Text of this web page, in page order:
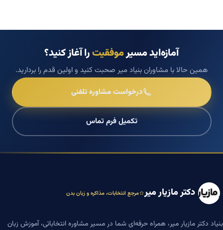
آمازه‌اید مسیرموفقیترا آغاز کنید؟
همین حالا با مشاوران بنیاد میر صحبت کنید و اولین قدم را بردارید.
درخواست مشاوره تلفنی
تکمیل فرم تماس
دکتر مازیار میر مرجع انتخابات، مذاکره و زبان بدن
بنیاد دکتر مازیار میر، همراه حرفه‌ای شما در مسیر مشاوره انتخاباتی، آموزش زبان